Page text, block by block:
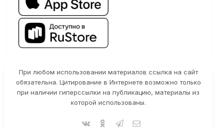
При любом использовании материалов ссылка на сайт
обязательна. Цитирование в Интернете возможно только
при наличии гиперссылки на публикацию, материалы из
которой использованы.